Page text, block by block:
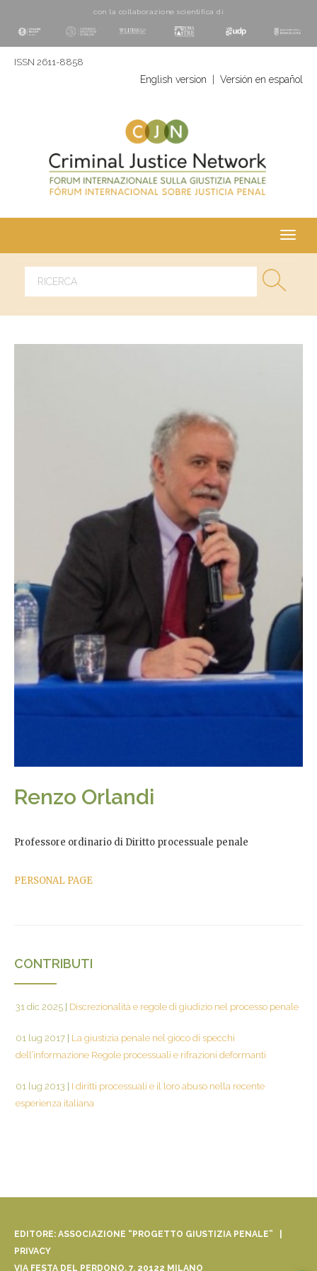
con la collaborazione scientifica di
ISSN 2611-8858
English version Versión en español
Renzo Orlandi
Professore ordinario di Diritto processuale penale
PERSONAL PAGE
CONTRIBUTI
31 dic 2025 | Discrezionalità e regole di giudizio nel processo penale
01 lug 2017 | La giustizia penale nel gioco di specchi
dell’informazione Regole processuali e rifrazioni deformanti
01 lug 2013 | I diritti processuali e il loro abuso nella recente
esperienza italiana
EDITORE: ASSOCIAZIONE “PROGETTO GIUSTIZIA PENALE” |
PRIVACY
VIA FESTA DEL PERDONO, 7, 20122 MILANO